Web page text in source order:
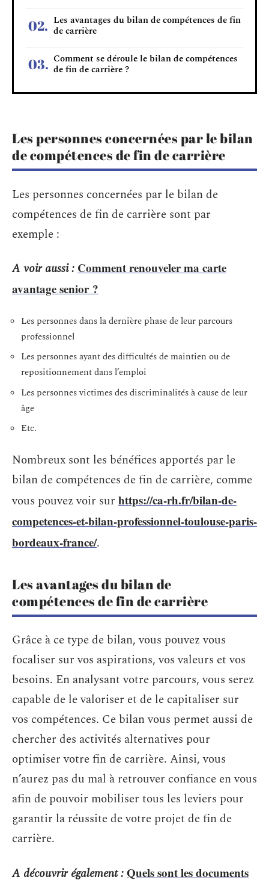
Les avantages du bilan de compétences de fin
de carrière
Comment se déroule le bilan de compétences
de fin de carrière ?
Les personnes concernées par le bilan
de compétences de fin de carrière
Les personnes concernées par le bilan de
compétences de fin de carrière sont par
exemple :
A voir aussi : Comment renouveler ma carte
avantage senior ?
Les personnes dans la dernière phase de leur parcours
professionnel
Les personnes ayant des difficultés de maintien ou de
repositionnement dans l’emploi
Les personnes victimes des discriminalités à cause de leur
âge
Etc.
Nombreux sont les bénéfices apportés par le
bilan de compétences de fin de carrière, comme
vous pouvez voir sur https://ca-rh.fr/bilan-de-
competences-et-bilan-professionnel-toulouse-paris-
bordeaux-france/.
Les avantages du bilan de
compétences de fin de carrière
Grâce à ce type de bilan, vous pouvez vous
focaliser sur vos aspirations, vos valeurs et vos
besoins. En analysant votre parcours, vous serez
capable de le valoriser et de le capitaliser sur
vos compétences. Ce bilan vous permet aussi de
chercher des activités alternatives pour
optimiser votre fin de carrière. Ainsi, vous
n’aurez pas du mal à retrouver confiance en vous
afin de pouvoir mobiliser tous les leviers pour
garantir la réussite de votre projet de fin de
carrière.
A découvrir également :Quels sont les documents